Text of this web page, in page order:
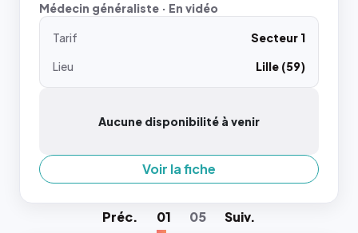
Médecin généraliste · En vidéo
Tarif
Secteur 1
Lieu
Lille (59)
Aucune disponibilité à venir
Voir la fiche
Préc. 01 05 Suiv.